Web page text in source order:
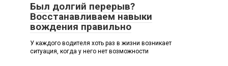
Был долгий перерыв?
Восстанавливаем навыки
вождения правильно
У каждого водителя хоть раз в жизни возникает
ситуация, когда у него нет возможности